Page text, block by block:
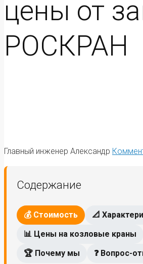
цены от
РОСКРАН
Главный инженер Александр
Содержание
💰 Стоимость
📐
📊 Цены на козловые краны
🏆 Почему мы
❓ Вопрос-